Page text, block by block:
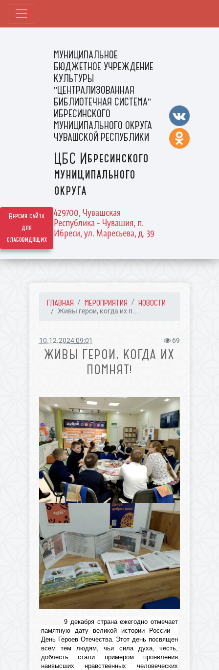
Версия сайта
для
слабовидящих
МУНИЦИПАЛЬНОЕ
БЮДЖЕТНОЕ УЧРЕЖДЕНИЕ
КУЛЬТУРЫ
"ЦЕНТРАЛИЗОВАННАЯ
БИБЛИОТЕЧНАЯ СИСТЕМА"
ИБРЕСИНСКОГО
МУНИЦИПАЛЬНОГО ОКРУГА
ЧУВАШСКОЙ РЕСПУБЛИКИ
ЦБС Ибресинского
муниципального
округа
429700, Чувашская
Республика - Чувашия, п.
Ибреси, ул. Маресьева, д. 39
ГЛАВНАЯ МЕРОПРИЯТИЯ НОВОСТИ
Живы герои, когда их п...
10.12.2024 09:01 69
ЖИВЫ ГЕРОИ, КОГДА ИХ
ПОМНЯТ!
9 декабря страна ежегодно отмечает
памятную дату великой истории России –
День Героев Отечества. Этот день посвящен
всем тем людям, чьи сила духа, честь,
доблесть стали примером проявления
наивысших нравственных человеческих